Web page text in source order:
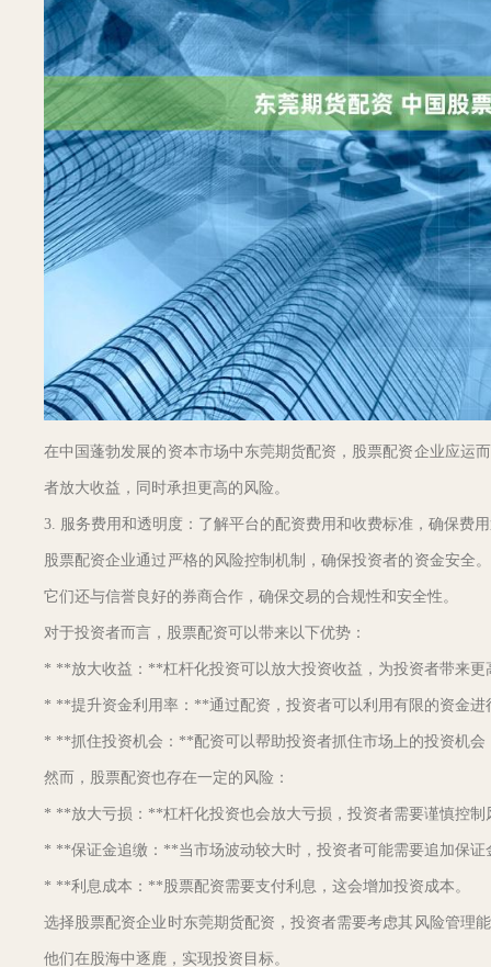
在中国蓬勃发展的资本市场中东莞期货配资，股票配资企业应运
者放大收益，同时承担更高的风险。
3. 服务费用和透明度：了解平台的配资费用和收费标准，确保费
股票配资企业通过严格的风险控制机制，确保投资者的资金安全
它们还与信誉良好的券商合作，确保交易的合规性和安全性。
对于投资者而言，股票配资可以带来以下优势：
* **放大收益：**杠杆化投资可以放大投资收益，为投资者带来更
* **提升资金利用率：**通过配资，投资者可以利用有限的资金进
* **抓住投资机会：**配资可以帮助投资者抓住市场上的投资机会
然而，股票配资也存在一定的风险：
* **放大亏损：**杠杆化投资也会放大亏损，投资者需要谨慎控制
* **保证金追缴：**当市场波动较大时，投资者可能需要追加保证
* **利息成本：**股票配资需要支付利息，这会增加投资成本。
选择股票配资企业时东莞期货配资，投资者需要考虑其风险管理
他们在股海中逐鹿，实现投资目标。